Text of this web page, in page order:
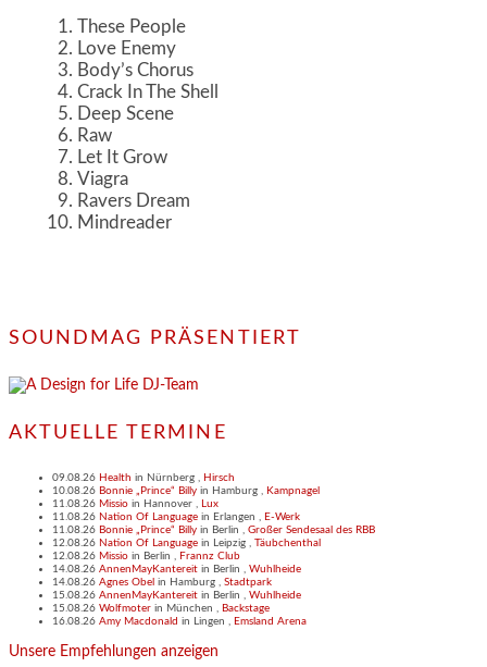
These People
Love Enemy
Body’s Chorus
Crack In The Shell
Deep Scene
Raw
Let It Grow
Viagra
Ravers Dream
Mindreader
SOUNDMAG PRÄSENTIERT
AKTUELLE TERMINE
09.08.26 Health in Nürnberg , Hirsch
10.08.26 Bonnie „Prince“ Billy in Hamburg , Kampnagel
11.08.26 Missio in Hannover , Lux
11.08.26 Nation Of Language in Erlangen , E-Werk
11.08.26 Bonnie „Prince“ Billy in Berlin , Großer Sendesaal des RBB
12.08.26 Nation Of Language in Leipzig , Täubchenthal
12.08.26 Missio in Berlin , Frannz Club
14.08.26 AnnenMayKantereit in Berlin , Wuhlheide
14.08.26 Agnes Obel in Hamburg , Stadtpark
15.08.26 AnnenMayKantereit in Berlin , Wuhlheide
15.08.26 Wolfmoter in München , Backstage
16.08.26 Amy Macdonald in Lingen , Emsland Arena
Unsere Empfehlungen anzeigen